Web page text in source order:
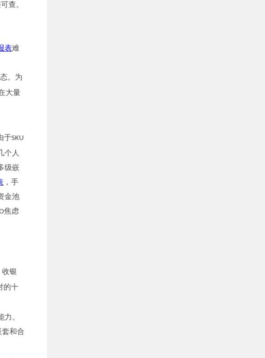
查。
表难
。为
大量
于SKU
个人
级嵌
，手
金池
焦虑
收银
的十
。
和合